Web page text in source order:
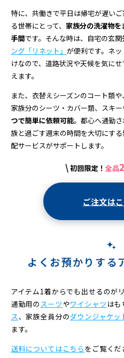
特に、共働きで平日は帰宅が遅い
る世帯にとって、 家族分の洗濯物
手間です。そんな時は、自宅の玄
ング「リネット」 が便利です。ネ
けなので、道路状況や天候を気に
えます。
また、衣替えシーズンのコート類
家族分のシーツ・カバー類、スキー
つで簡単に依頼可能。都心へ通勤
族と過ごす週末の時間を大切にす
配サービスがサポートします。
\ 初回限定！ 全品
ご注文は
よくお預かりする
アイテム1着からでも出せるのが
通勤用の スーツやワイシャツ はも
ス 、 家族全員分のダウンジャケッ
ます。
送料についてはこちら をご覧くだ